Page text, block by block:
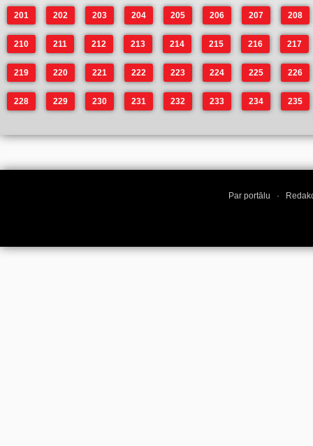
201 202 203 204 205 206 207 208
210 211 212 213 214 215 216 217
219 220 221 222 223 224 225 226
228 229 230 231 232 233 234 235
Par portālu ·